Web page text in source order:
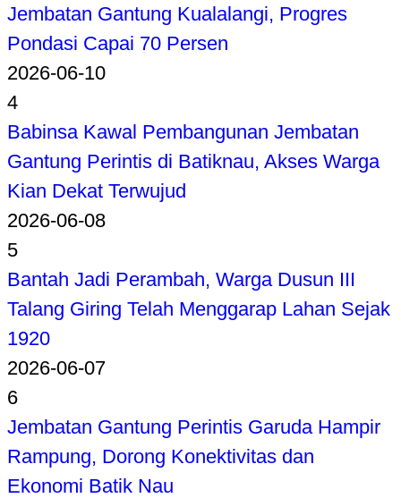
Jembatan Gantung Kualalangi, Progres
Pondasi Capai 70 Persen
2026-06-10
4
Babinsa Kawal Pembangunan Jembatan
Gantung Perintis di Batiknau, Akses Warga
Kian Dekat Terwujud
2026-06-08
5
Bantah Jadi Perambah, Warga Dusun III
Talang Giring Telah Menggarap Lahan Sejak
1920
2026-06-07
6
Jembatan Gantung Perintis Garuda Hampir
Rampung, Dorong Konektivitas dan
Ekonomi Batik Nau